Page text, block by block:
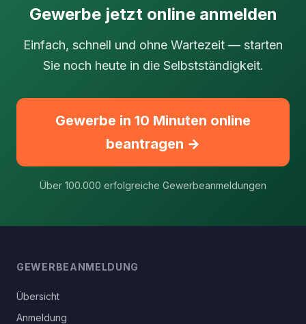
Gewerbe jetzt online anmelden
Einfach, schnell und ohne Wartezeit — starten
Sie noch heute in die Selbstständigkeit.
Gewerbe in 10 Minuten online
beantragen →
Über 100.000 erfolgreiche Gewerbeanmeldungen
GEWERBEANMELDUNG
Übersicht
Anmeldung